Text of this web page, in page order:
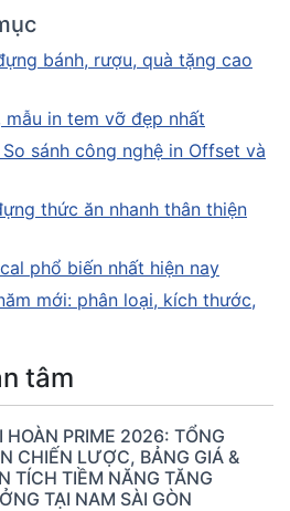
bánh, rượu, quà tặng cao
in tem vỡ đẹp nhất
sánh công nghệ in Offset và
thức ăn nhanh thân thiện
phổ biến nhất hiện nay
mới: phân loại, kích thước,
tâm
HOÀN PRIME 2026: TỔNG
CHIẾN LƯỢC, BẢNG GIÁ &
TÍCH TIỀM NĂNG TĂNG
TẠI NAM SÀI GÒN